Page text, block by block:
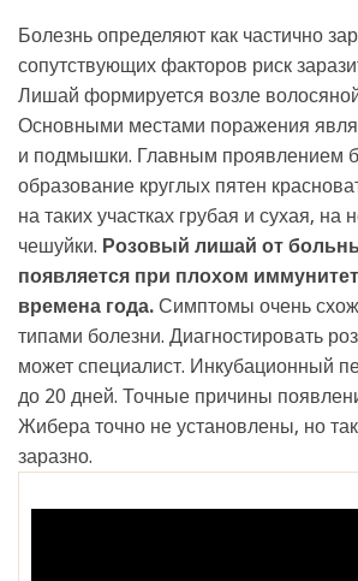
Болезнь определяют как частично
сопутствующих факторов риск
Лишай формируется возле
Основными местами поражения
и подмышки. Главным проявлением
образование круглых пятен
на таких участках грубая и сухая, на
чешуйки. Розовый лишай от
появляется при плохом
времена года. Симптомы очень
типами болезни. Диагностировать
может специалист. Инкубационный
до 20 дней. Точные причины
Жибера точно не установлены, но
заразно.